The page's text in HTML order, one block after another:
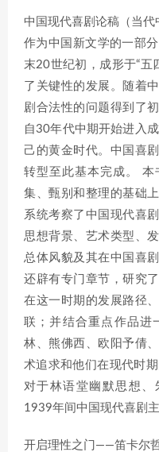
中国现代喜剧论稿（当代
作为中国新文学的一部
末20世纪初，成形于“五
了关键性的发展。随着
剧合法性的问题得到了
自30年代中期开始进入
己的黄金时代。中国喜
转型至此基本完成。 本
集、甄别和整理的基础
系统考察了中国现代喜
思想背景、艺术类型、
总体风貌及其在中国喜
还辟有专门章节，研究
在这一时期的发展路径
联；并结合重点作品进
林、熊佛西、欧阳予倩
术追求和他们在现代时
对于林语堂幽默思想
1939年间中国现代喜剧
开启理性之门——笛卡尔